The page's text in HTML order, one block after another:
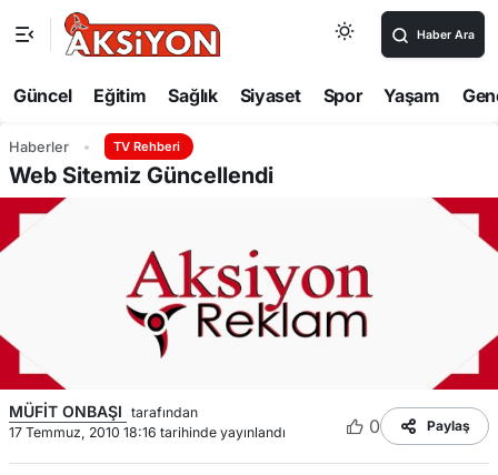
Haber Ara
Güncel Eğitim Sağlık Siyaset Spor Yaşam
Haberler TV Rehberi
Web Sitemiz Güncellendi
MÜFİT ONBAŞI tarafından
17 Temmuz, 2010 18:16 tarihinde yayınlandı
0 Paylaş